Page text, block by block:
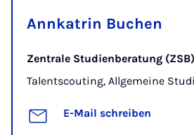
Annkatrin Buchen
Zentrale Studienberatung (ZSB)
Talentscouting, Allgemeine
E-Mail schreiben